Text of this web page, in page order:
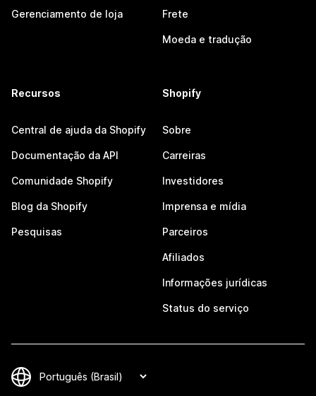
Gerenciamento de loja Frete
Moeda e tradução
Recursos
Central de ajuda da Shopify
Documentação da API
Comunidade Shopify
Blog da Shopify
Pesquisas
Shopify
Sobre
Carreiras
Investidores
Imprensa e mídia
Parceiros
Afiliados
Informações jurídicas
Status do serviço